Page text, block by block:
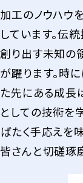
加工のノウハウ
しています。伝
創り出す未知の
が躍ります。時
た先にある成長
としての技術を
ばたく手応えを
皆さんと切磋琢